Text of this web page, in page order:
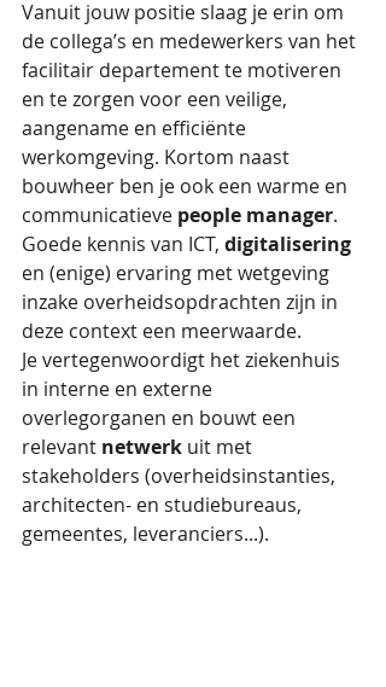
Vanuit jouw positie slaag je erin om
de collega’s en medewerkers van het
facilitair departement te motiveren
en te zorgen voor een veilige,
aangename en efficiënte
werkomgeving. Kortom naast
bouwheer ben je ook een warme en
communicatieve people manager.
Goede kennis van ICT, digitalisering
en (enige) ervaring met wetgeving
inzake overheidsopdrachten zijn in
deze context een meerwaarde.
Je vertegenwoordigt het ziekenhuis
in interne en externe
overlegorganen en bouwt een
relevant netwerk uit met
stakeholders (overheidsinstanties,
architecten- en studiebureaus,
gemeentes, leveranciers...).